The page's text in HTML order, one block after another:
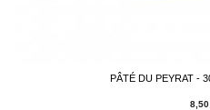
PÂTÉ DU PEYRAT -
8,50